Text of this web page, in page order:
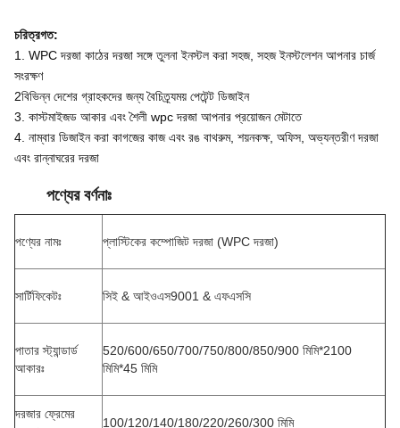
চরিত্রগত:
1. WPC দরজা কাঠের দরজা সঙ্গে তুলনা ইনস্টল করা সহজ, সহজ ইনস্টলেশন আপনার চার্জ
সংরক্ষণ
2বিভিন্ন দেশের গ্রাহকদের জন্য বৈচিত্র্যময় পেটেন্ট ডিজাইন
3. কাস্টমাইজড আকার এবং শৈলী wpc দরজা আপনার প্রয়োজন মেটাতে
4. নাম্বার ডিজাইন করা কাগজের কাজ এবং রঙ বাথরুম, শয়নকক্ষ, অফিস, অভ্যন্তরীণ দরজা
এবং রান্নাঘরের দরজা
পণ্যের বর্ণনাঃ
পণ্যের নামঃ প্লাস্টিকের কম্পোজিট দরজা (WPC দরজা)
সার্টিফিকেটঃ সিই & আইওএস9001 & এফএসসি
পাতার স্ট্যান্ডার্ড
আকারঃ
520/600/650/700/750/800/850/900 মিমি*2100
মিমি*45 মিমি
দরজার ফ্রেমের
100/120/140/180/220/260/300 মিমি